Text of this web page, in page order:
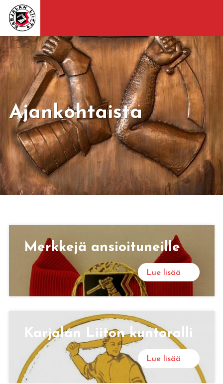
Ajankohtaista
Merk­ke­jä an­sioi­tu­neil­le
Lue lisää
Kar­ja­lan Lii­ton kun­to­ral­li
Lue lisää